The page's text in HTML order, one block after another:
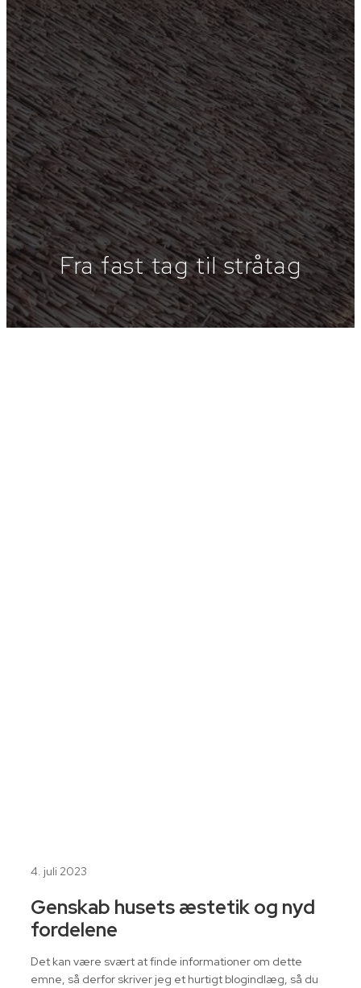
Fra fast tag til stråtag
4. juli 2023
Genskab husets æstetik og nyd
fordelene
Det kan være svært at finde informationer om dette
emne, så derfor skriver jeg et hurtigt blogindlæg, så du